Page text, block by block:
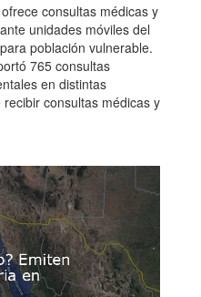
consultas médicas y
unidades móviles del
población vulnerable.
765 consultas
en distintas
consultas médicas y